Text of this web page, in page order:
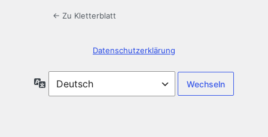
← Zu Kletterblatt
Datenschutzerklärung
Sprache